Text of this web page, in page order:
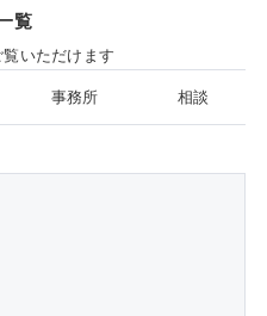
覧
いただけます
事務所 相談